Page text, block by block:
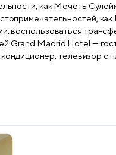
как Мечеть
воспользоваться
телевизор с